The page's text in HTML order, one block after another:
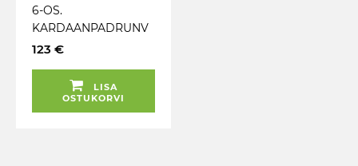
6-OS.
KARDAANPADRUNV
ÕTMETE (KONT)
TOOLS
123 €
LISA
OSTUKORVI